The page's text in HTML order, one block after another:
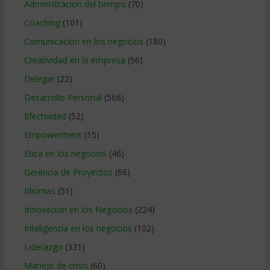
Administracion del tiempo (70)
Coaching(101)
Comunicacion en los negocios (180)
Creatividad en la empresa (96)
Delegar(22)
Desarrollo Personal (566)
Efectividad (52)
Empowerment (15)
Etica en los negocios (46)
Gerencia de Proyectos (66)
Idiomas (51)
Innovacion en los Negocios (224)
Inteligencia en los negocios (102)
Liderazgo (331)
Manejo de crisis (60)